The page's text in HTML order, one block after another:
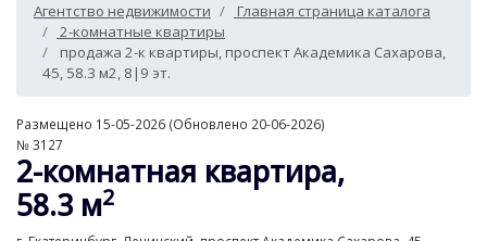
1-комнатные квартиры
2-комнатные квартиры
4 и более комнатные квартиры
Комнаты
Дома, дачи, коттеджи
Участки
Аренда
Квартиры
Служба контроля качества
Наши награды
Специалист по недвижимости
Отзывы
Услуги
Продажа недвижимости
Покупка недвижимости
Сопровождение сделки
Покупка новостроек
Оценка квартиры
Для клиента
Аналитика
Как выбрать агентство недвижимости?
Контакты
8 (343) 343-0421
Агентство недвижимости
Главная страница каталога
2-комнатные квартиры
продажа 2-к квартиры, проспект Академика Сахарова,
45, 58.3 м2, 8|9 эт.
Размещено 15-05-2026 (Обновлено 20-06-2026)
№ 3127
2-комнатная квартира,
58.3 м2